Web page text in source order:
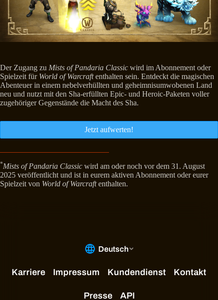
Der Zugang zu Mists of Pandaria Classic wird im Abonnement oder
Spielzeit für World of Warcraftenthalten sein. Entdeckt die magischen
Abenteuer in einem nebelverhüllten und geheimnisumwobenen Land
neu und nutzt mit den Sha-erfüllten Epic- und Heroic-Paketen voller
zugehöriger Gegenstände die Macht des Sha.
Jetzt aufwerten!
*Mists of Pandaria Classic wird am oder noch vor dem 31. August
2025 veröffentlicht und ist in eurem aktiven Abonnement oder eurer
Spielzeit von World of Warcraftenthalten.